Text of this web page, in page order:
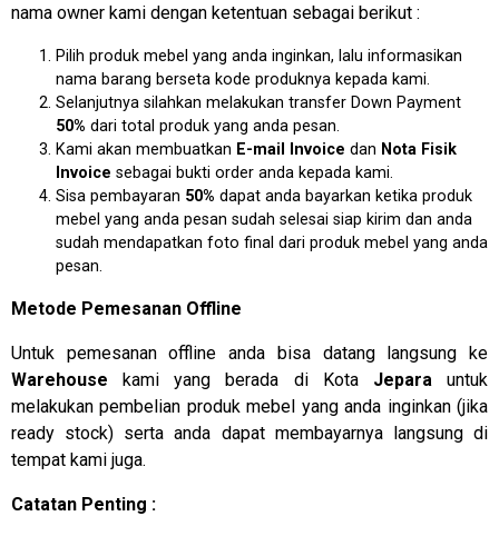
nama owner kami dengan ketentuan sebagai berikut :
Pilih produk mebel yang anda inginkan, lalu informasikan
nama barang berseta kode produknya kepada kami.
Selanjutnya silahkan melakukan transfer Down Payment
50% dari total produk yang anda pesan.
Kami akan membuatkan E-mail Invoice dan Nota Fisik
Invoice sebagai bukti order anda kepada kami.
Sisa pembayaran 50% dapat anda bayarkan ketika produk
mebel yang anda pesan sudah selesai siap kirim dan anda
sudah mendapatkan foto final dari produk mebel yang anda
pesan.
Metode Pemesanan Offline
Untuk pemesanan offline anda bisa datang langsung ke
Warehouse kami yang berada di KotaJepara untuk
melakukan pembelian produk mebel yang anda inginkan (jika
ready stock) serta anda dapat membayarnya langsung di
tempat kami juga.
Catatan Penting :